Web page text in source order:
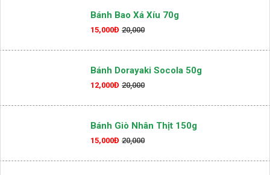
Bánh Bao Xá Xíu 70g
15,000Đ 20,000
Bánh Dorayaki Socola 50g
12,000Đ 20,000
Bánh Giò Nhân Thịt 150g
15,000Đ 20,000